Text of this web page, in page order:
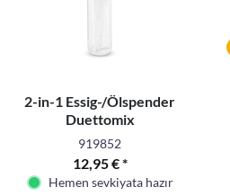
2-in-1 Essig-/Ölspender
Duettomix
919852
12,95 € *
Hemen sevkiyata hazır